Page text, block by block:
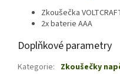
Zkoušečka
2x baterie AAA
Doplňkové parametry
Kategorie: Zkoušečky